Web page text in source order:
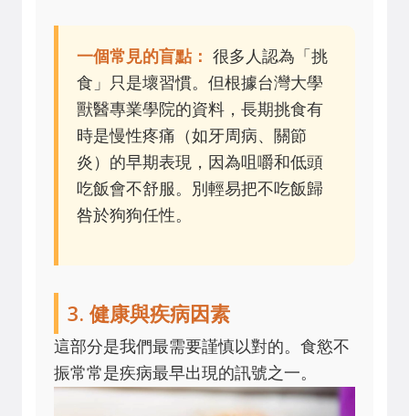
一個常見的盲點： 很多人認為「挑
食」只是壞習慣。但根據台灣大學
獸醫專業學院的資料，長期挑食有
時是慢性疼痛（如牙周病、關節
炎）的早期表現，因為咀嚼和低頭
吃飯會不舒服。別輕易把不吃飯歸
咎於狗狗任性。
3. 健康與疾病因素
這部分是我們最需要謹慎以對的。食慾不
振常常是疾病最早出現的訊號之一。